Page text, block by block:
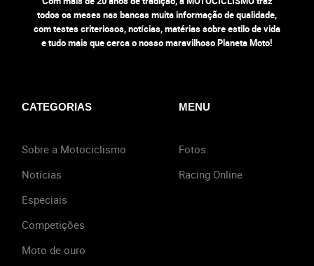
todos os meses nas bancas muita informação de qualidade,
com testes criteriosos, notícias, matérias sobre estilo de vida
e tudo mais que cerca o nosso maravilhoso Planeta Moto!
CATEGORIAS
Sobre a Motociclismo
Notícias
Especiais
Competições
Moto de ouro
MENU
Fotos
Racing Online